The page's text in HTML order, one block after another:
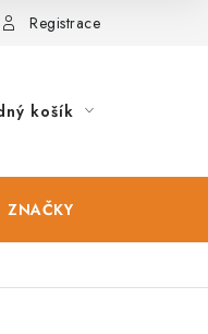
cookies
Registrace
košík
ZNAČKY